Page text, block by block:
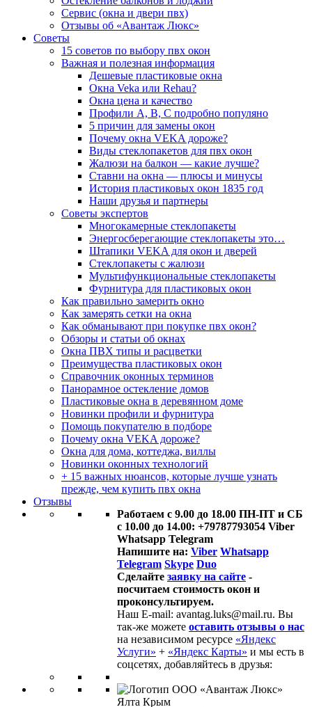
Сервис (окна и двери пвх)
Отзывы об «Авантаж Люкс»
Советы
15 советов по выбору пвх окон
Важная и полезная информация
Дешевые пластиковые окна
Окна Veka или Rehau?
Окна цена и качество
Профили А, В, С подробно популяно
5 причин для замены окон
Почему окна VEKA дороже?
Виды стеклопакетов для пвх окон
Жалюзи на балкон — какие лучше?
Ставни на окна — плюсы и минусы
История пластиковых окон 1835 год
Наши друзья и партнеры
Советы экспертов
Многокамерные стеклопакеты
Энергосберегающие стеклопакеты это…
Штапики VEKA для окон и дверей
Стеклопакеты с жалюзи
Мультифункциональные стеклопакеты
Фурнитура для пластиковых окон
Как правильно замерить окно
Как замерять сетки на окна
Как обманывают при покупке пвх окон?
Обзоры и статьи об окнах
Окна ПВХ типы и расцветки
Преимущества пластиковых окон
Справочник оконных терминов
Панорамное остекление домов
Пластиковые окна в деревянном доме
Новинки профили и фурнитура
Помощь покупателю в подборе
Почему окна VEKA дороже?
Окна для дома, коттеджа, виллы
Новинки оконных технологий
+ 15 важных нюансов, которые лучше узнать
прежде, чем купить пвх окна
Отзывы
Работаем с 9.00 до 18.00 ПН-ПТ и СБ
с 10.00 до 14.00: +79787793054 Viber
Whatsapp Telegram
Напишите на: Viber Whatsapp
Telegram Skype Duo
Сделайте заявку на сайте -
посчитаем стоимость окон и
проконсультируем.
Наш E-mail: avantag.luks@mail.ru. Вы
так-же можете оставить отзывы о нас
на независимом ресурсе «Яндекс
Услуги» + «Яндекс Карты» и мы есть в
соцсетях, добавляйтесь в друзья: